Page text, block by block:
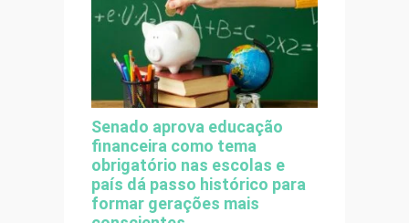
Senado aprova educação
financeira como tema
obrigatório nas escolas e
país dá passo histórico para
formar gerações mais